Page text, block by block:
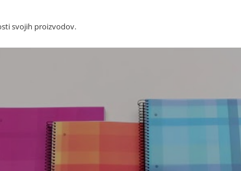
svojih proizvodov.